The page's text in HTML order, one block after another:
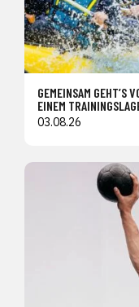
GEMEINSAM GEHT’S
EINEM
03.08.26